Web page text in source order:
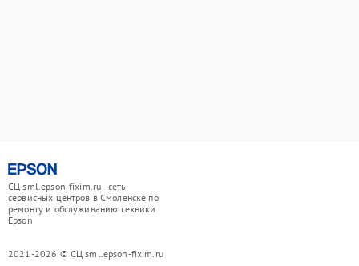
СЦ sml.epson-fixim.ru - сеть
сервисных центров в Смоленске по
ремонту и обслуживанию техники
Epson
2021-2026 © СЦ sml.epson-fixim.ru